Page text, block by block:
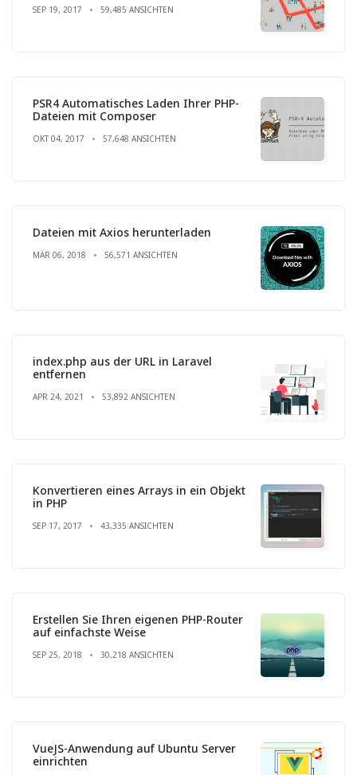
SEP 19, 2017 59,485 ANSICHTEN
PSR4 Automatisches Laden Ihrer PHP-
Dateien mit Composer
OKT 04, 2017 57,648 ANSICHTEN
Dateien mit Axios herunterladen
MÄR 06, 2018 56,571 ANSICHTEN
index.php aus der URL in Laravel
entfernen
APR 24, 2021 53,892 ANSICHTEN
Konvertieren eines Arrays in ein Objekt
in PHP
SEP 17, 2017 43,335 ANSICHTEN
Erstellen Sie Ihren eigenen PHP-Router
auf einfachste Weise
SEP 25, 2018 30,218 ANSICHTEN
VueJS-Anwendung auf Ubuntu Server
einrichten